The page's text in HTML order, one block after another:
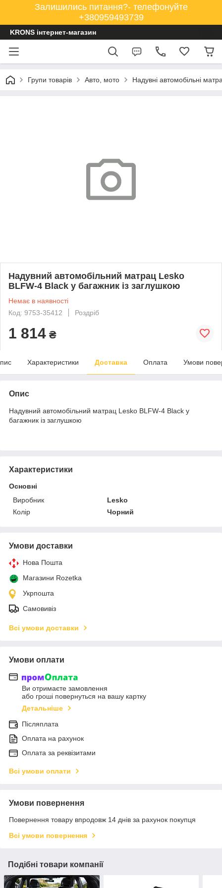
Залишились питання?- телефонуйте
+380959493739
KRONS інтернет-магазин
Групи товарів Авто, мото Надувні автомобільні
Надувний автомобільний матрац Lesko
BLFW-4 Black у багажник із заглушкою
Немає в наявності
Код: 9753-35412
Роздріб
1 814 ₴
Характеристики Доставка Оплата Умови
Опис
Надувний автомобільний матрац Lesko BLFW-4 Black у
багажник із заглушкою
Характеристики
Основні
Виробник
Lesko
Колір
Чорний
Умови доставки
Нова Пошта
Магазини Rozetka
Укрпошта
Самовивіз
Всі умови доставки
Умови оплати
Ви отримаєте замовлення
або гроші повернуться на вашу картку
Детальніше
Післяплата
Оплата на рахунок
Оплата за реквізитами
Всі умови оплати
Умови повернення
Повернення товару впродовж 14 днів за рахунок покупця
Всі умови повернення
Подібні товари компанії